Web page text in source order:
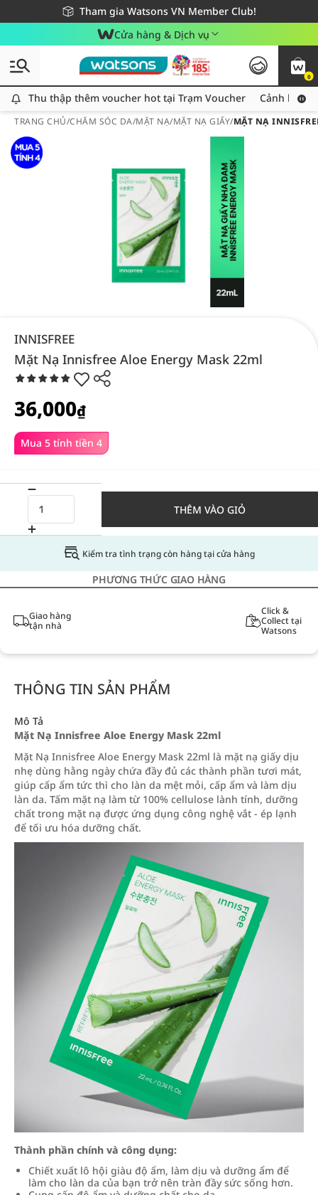
Tham gia Watsons VN Member Club!
Miễn phí giao hàng cho đơn hàng từ 249,000Đ
Giao hàng nhanh 24h - Áp dụng khu vực TP. Hồ Chí Minh
Cửa hàng & Dịch vụ
0
Thu thập thêm voucher hot tại Trạm Voucher
Thu thập thêm voucher hot tại Trạm Voucher Cảnh báo
TRANG CHỦ/CHĂM SÓC DA/MẶT NẠ/MẶT NẠ GIẤY/MẶT NẠ
INNISFREE
Mặt Nạ Innisfree Aloe Energy Mask 22ml
Mua 5 tính tiền 4
36,000₫
THÊM VÀO GIỎ
Kiểm tra tình trạng còn hàng tại cửa hàng
PHƯƠNG THỨC GIAO HÀNG
Giao hàng
tận nhà
Click &
Collect tại
Watsons
THÔNG TIN SẢN PHẨM
Mô Tả
Mặt Nạ Innisfree Aloe Energy Mask 22ml
Mặt Nạ Innisfree Aloe Energy Mask 22ml là mặt nạ giấy dịu
nhẹ dùng hằng ngày chứa đầy đủ các thành phần tươi mát,
giúp cấp ẩm tức thì cho làn da mệt mỏi, cấp ẩm và làm dịu
làn da. Tấm mặt nạ làm từ 100% cellulose lành tính, dưỡng
chất trong mặt nạ được ứng dụng công nghệ vắt - ép lạnh
để tối ưu hóa dưỡng chất.
Thành phần chính và công dụng:
Chiết xuất lô hội giàu độ ẩm, làm dịu và dưỡng ẩm để
làm cho làn da của bạn trở nên tràn đầy sức sống hơn.